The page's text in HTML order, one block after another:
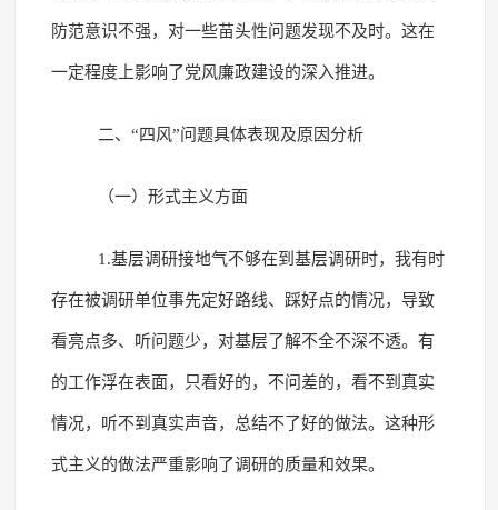
防范意识不强，对一些苗头性问题发现不及时。这在
一定程度上影响了党风廉政建设的深入推进。
二、“四风”问题具体表现及原因分析
（一）形式主义方面
1.基层调研接地气不够在到基层调研时，我有时
存在被调研单位事先定好路线、踩好点的情况，导致
看亮点多、听问题少，对基层了解不全不深不透。有
的工作浮在表面，只看好的，不问差的，看不到真实
情况，听不到真实声音，总结不了好的做法。这种形
式主义的做法严重影响了调研的质量和效果。